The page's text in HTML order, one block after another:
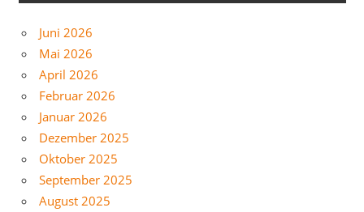
Juni 2026
Mai 2026
April 2026
Februar 2026
Januar 2026
Dezember 2025
Oktober 2025
September 2025
August 2025